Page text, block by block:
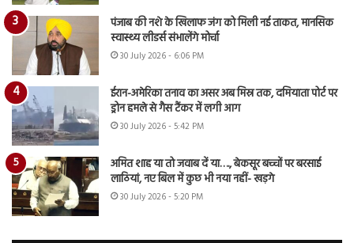
पंजाब की नशे के खिलाफ जंग को मिली नई ताकत, मानसिक
स्वास्थ्य लीडर्स संभालेंगे मोर्चा
30 July 2026 - 6:06 PM
ईरान-अमेरिका तनाव का असर अब मिस्र तक, दमियाता पोर्ट पर
ड्रोन हमले से गैस टैंकर में लगी आग
30 July 2026 - 5:42 PM
अमित शाह या तो जवाब दें या…., बेकसूर बच्चों पर बरसाई
लाठियां, नए बिल में कुछ भी नया नहीं- खड़गे
30 July 2026 - 5:20 PM